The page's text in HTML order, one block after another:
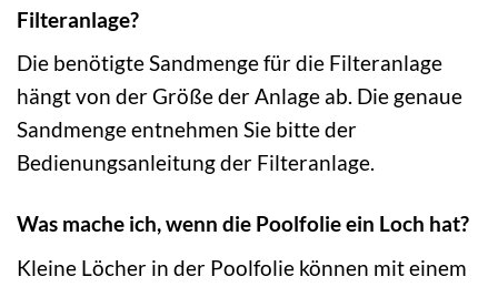
Filteranlage?
Die benötigte Sandmenge für die Filteranlage
hängt von der Größe der Anlage ab. Die genaue
Sandmenge entnehmen Sie bitte der
Bedienungsanleitung der Filteranlage.
Was mache ich, wenn die Poolfolie ein Loch hat?
Kleine Löcher in der Poolfolie können mit einem